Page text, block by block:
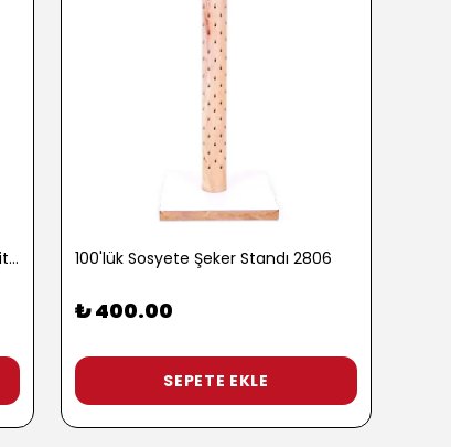
100 gr. Baharatlı Patlamış Mısır Çeşitleri - 2762-3 100'lük Sosyete Şeker Standı 2806
₺ 400.00
SEPETE EKLE